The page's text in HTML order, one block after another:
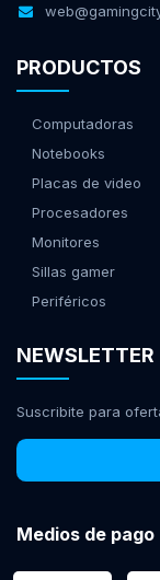
PRODUCTOS
Computadoras
Notebooks
Placas de video
Procesadores
Monitores
Sillas gamer
Periféricos
NEWSLETTER
Suscribite para
Medios de pago